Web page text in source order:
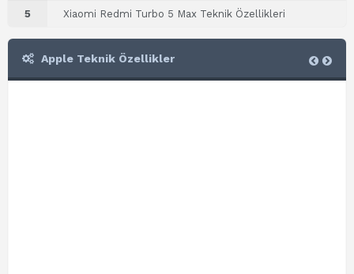
5 Xiaomi Redmi Turbo 5 Max Teknik Özellikleri
Apple Teknik Özellikler